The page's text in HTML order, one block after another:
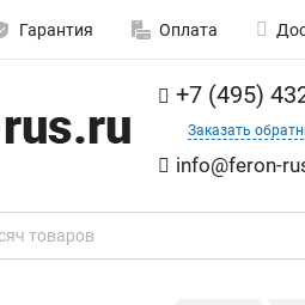
Гарантия Оплата
+7 (495)
Заказать
info@feron-